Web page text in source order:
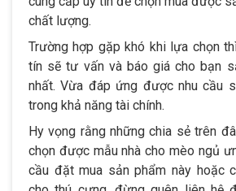
chất lượng.
Trường hợp gặp khó khi lựa chọn
tín sẽ tư vấn và báo giá cho bạn
nhất. Vừa đáp ứng được nhu cầu
trong khả năng tài chính.
Hy vọng rằng những chia sẻ trên
chọn được mẫu nhà cho mèo ngủ
cầu đặt mua sản phẩm này hoặc